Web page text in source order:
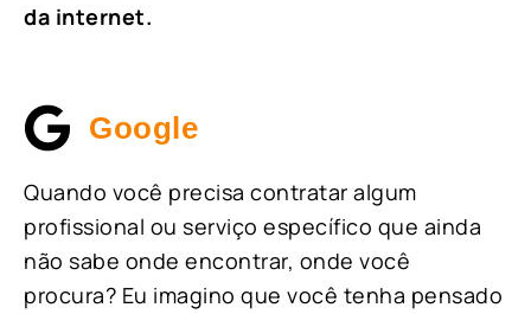
da internet.
Google
Quando você precisa contratar algum
profissional ou serviço específico que ainda
não sabe onde encontrar, onde você
procura? Eu imagino que você tenha pensado